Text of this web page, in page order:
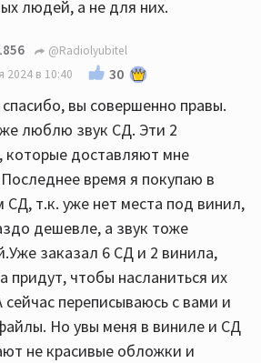
людей, а не для них.
@Radiolyubitel
2024 в 10:40
30
вы совершенно правы.
люблю звук СД. Эти 2
которые доставляют мне
время я покупаю в
СД, т.к. уже нет места под винил,
дешевле, а звук тоже
заказал 6 СД и 2 винила,
придут, чтобы насланиться их
сейчас переписываюсь с вами и
Но увы меня в виниле и СД
не красивые обложки и